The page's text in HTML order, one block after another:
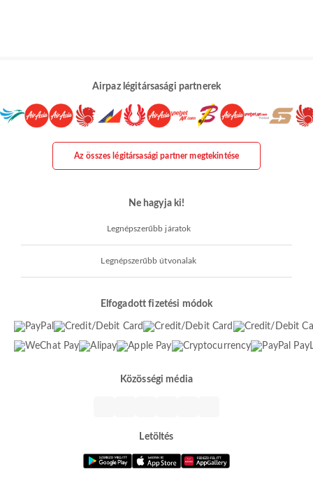
Airpaz légitársasági partnerek
Az összes légitársasági partner megtekintése
Ne hagyja ki!
Legnépszerűbb járatok
Legnépszerűbb útvonalak
Elfogadott fizetési módok
Közösségi média
Letöltés